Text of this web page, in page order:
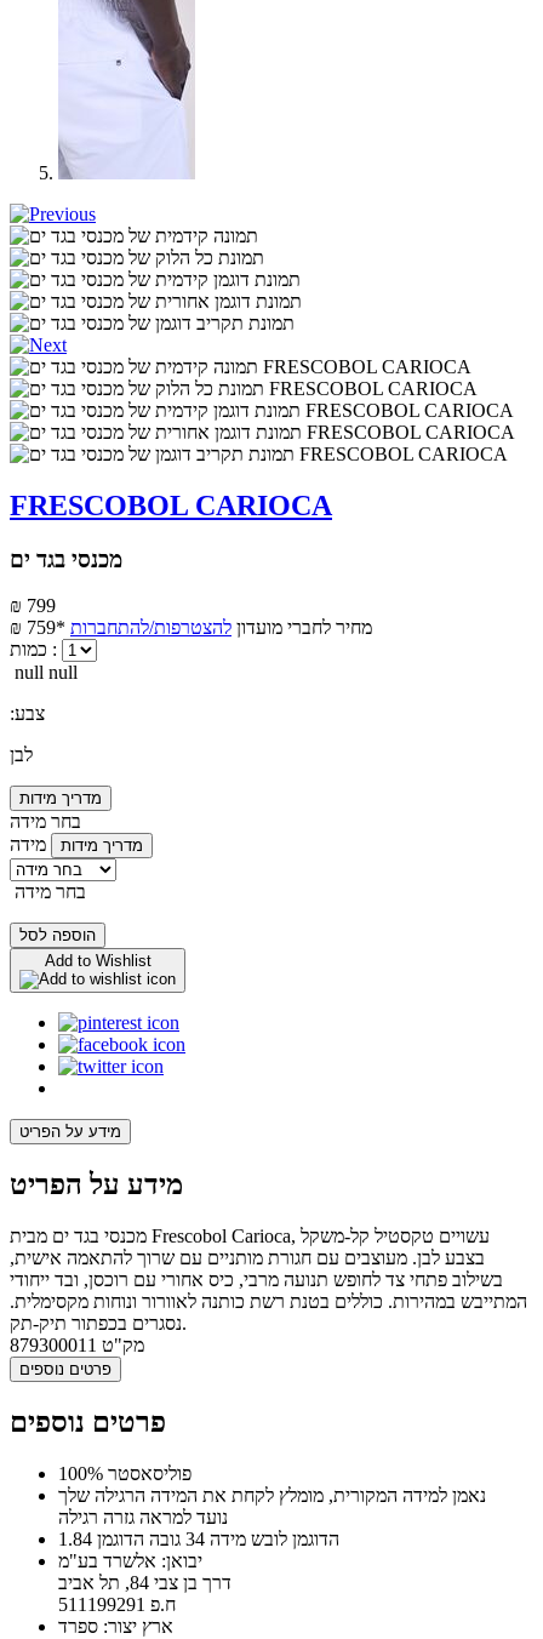
FRESCOBOL CARIOCA
מכנסי בגד ים
₪ 799
₪ 759*
מחיר לחברי מועדון להצטרפות/להתחברות
כמות :
null null
:צבע
לבן
מדריך מידות
בחר מידה
מידה
מדריך מידות
בחר מידה
הוספה לסל
Add to Wishlist
מידע על הפריט
מידע על הפריט
מכנסי בגד ים מבית Frescobol Carioca, עשויים טקסטיל קל-משקל
בצבע לבן. מעוצבים עם חגורת מותניים עם שרוך להתאמה אישית,
בשילוב פתחי צד לחופש תנועה מרבי, כיס אחורי עם רוכסן, ובד ייחודי
המתייבש במהירות. כוללים בטנת רשת כותנה לאוורור ונוחות מקסימלית.
נסגרים בכפתור תיק-תק.
מק"ט 879300011
פרטים נוספים
פרטים נוספים
100% פוליסאסטר
נאמן למידה המקורית, מומלץ לקחת את המידה הרגילה שלך
נועד למראה גזרה רגילה
הדוגמן לובש מידה 34 גובה הדוגמן 1.84
יבואן: אלשרד בע"מ
דרך בן צבי 84, תל אביב
ח.פ 511199291
ארץ יצור: ספרד